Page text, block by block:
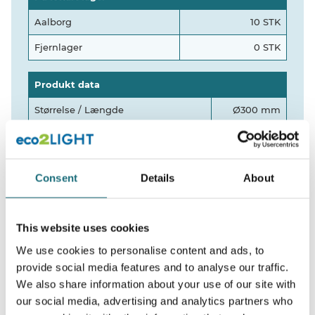
Consent Details About
This website uses cookies
We use cookies to personalise content and ads, to
provide social media features and to analyse our traffic.
We also share information about your use of our site with
our social media, advertising and analytics partners who
Aalborg 10 STK
Fjernlager 0 STK
Produkt data
Størrelse / Længde Ø300 mm
Watt 24W
Montering Indbyg
Indbygnings hulmål (cutout)